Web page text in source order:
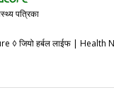
पत्रिका
◊ जियो हर्बल लाईफ |